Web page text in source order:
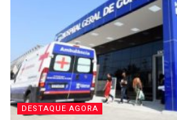
DESTAQUE AGORA